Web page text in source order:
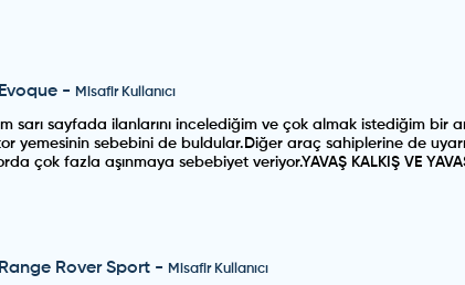
Evoque - Misafir Kullanıcı
sarı sayfada ilanlarını incelediğim ve çok almak istediğim
yemesinin sebebini de buldular.Diğer araç sahiplerine de
çok fazla aşınmaya sebebiyet veriyor.YAVAŞ KALKIŞ VE
Range Rover Sport - Misafir Kullanıcı